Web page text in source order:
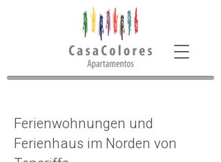
Ferienwohnungen und
Ferienhaus im Norden von